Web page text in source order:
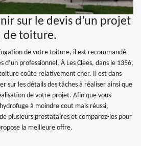
sur le devis d’un projet
de toiture.
de votre toiture, il est recommandé
d’un professionnel. À Les Clees, dans le 1356,
coûte relativement cher. Il est dans
sur les détails des tâches à réaliser ainsi que
de votre projet. Afin que vous
à moindre cout mais réussi,
plusieurs prestataires et comparez-les pour
la meilleure offre.